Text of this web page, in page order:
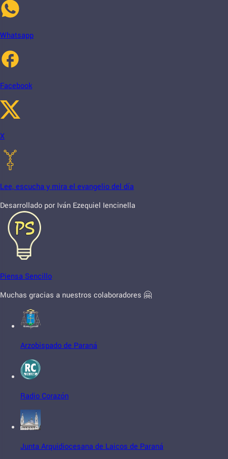
Whatsapp
Facebook
X
Lee, escucha y mira el evangelio del día
Desarrollado por Iván Ezequiel Iencinella
Piensa Sencillo
Muchas gracias a nuestros colaboradores 🤗
Arzobispado de Paraná
Radio Corazón
Junta Arquidiocesana de Laicos de Paraná